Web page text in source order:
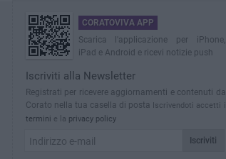
CORATOVIVA APP
Scarica l'applicazione per iPhone,
iPad e Android e ricevi notizie push
Iscriviti alla Newsletter
Registrati per ricevere aggiornamenti e contenuti da
Corato nella tua casella di posta
Iscrivendoti accetti i
termini e la privacy policy
Iscriviti